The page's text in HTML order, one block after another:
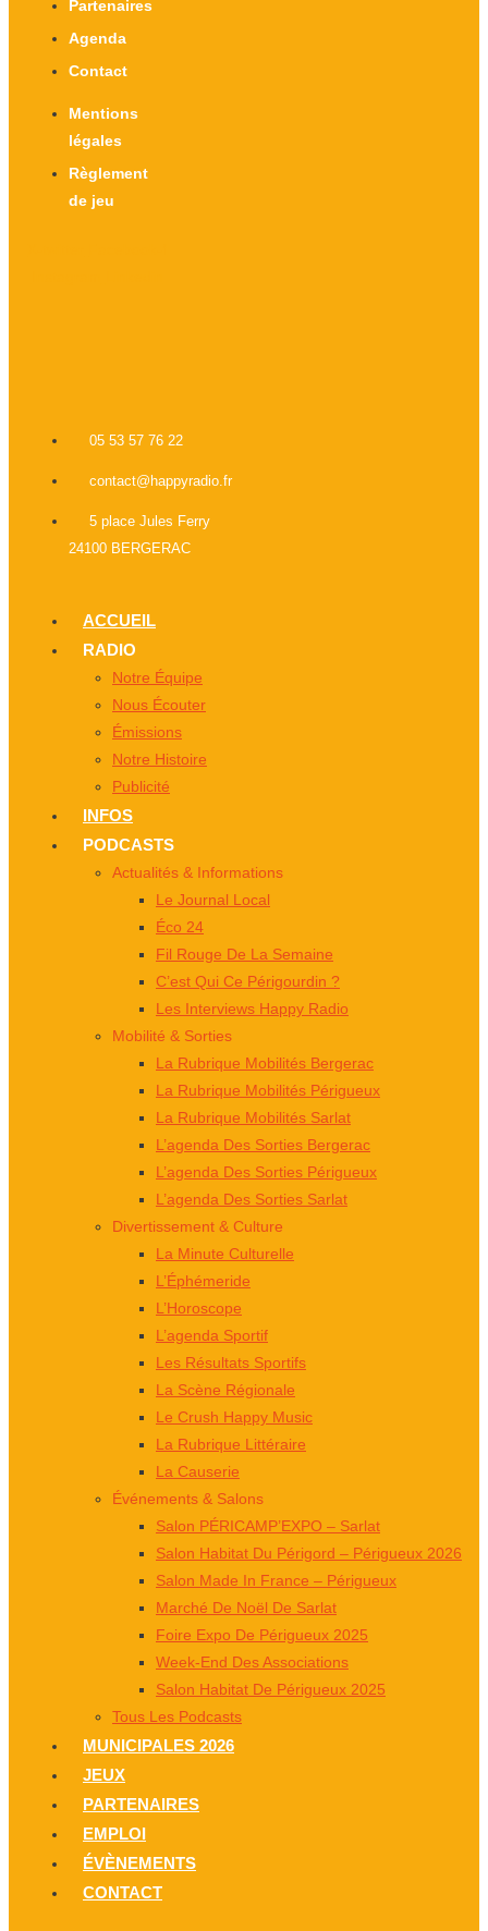
Partenaires
Agenda
Contact
Mentions
légales
Règlement
de jeu
05 53 57 76 22
contact@happyradio.fr
5 place Jules Ferry
24100 BERGERAC
ACCUEIL
RADIO
Notre Équipe
Nous Écouter
Émissions
Notre Histoire
Publicité
INFOS
PODCASTS
Actualités & Informations
Le Journal Local
Éco 24
Fil Rouge De La Semaine
C’est Qui Ce Périgourdin ?
Les Interviews Happy Radio
Mobilité & Sorties
La Rubrique Mobilités Bergerac
La Rubrique Mobilités Périgueux
La Rubrique Mobilités Sarlat
L’agenda Des Sorties Bergerac
L’agenda Des Sorties Périgueux
L’agenda Des Sorties Sarlat
Divertissement & Culture
La Minute Culturelle
L’Éphémeride
L’Horoscope
L’agenda Sportif
Les Résultats Sportifs
La Scène Régionale
Le Crush Happy Music
La Rubrique Littéraire
La Causerie
Événements & Salons
Salon PÉRICAMP’EXPO – Sarlat
Salon Habitat Du Périgord – Périgueux 2026
Salon Made In France – Périgueux
Marché De Noël De Sarlat
Foire Expo De Périgueux 2025
Week-End Des Associations
Salon Habitat De Périgueux 2025
Tous Les Podcasts
MUNICIPALES 2026
JEUX
PARTENAIRES
EMPLOI
ÉVÈNEMENTS
CONTACT